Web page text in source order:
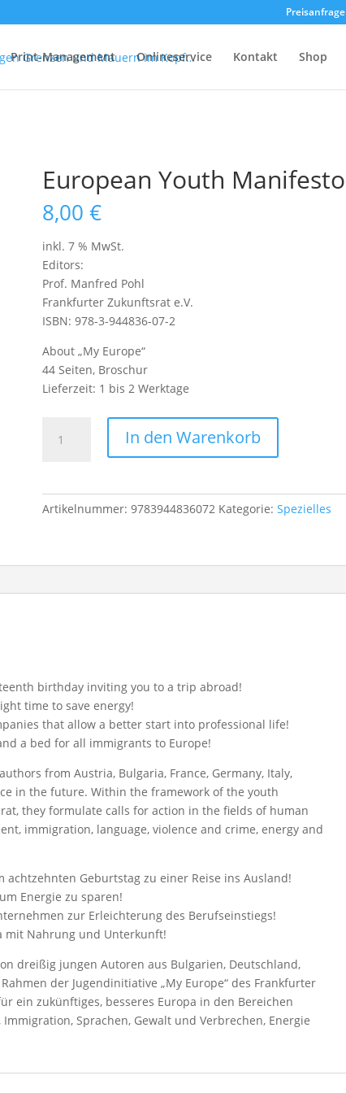
Preisanfrage
Print-Management Onlineservice Kontakt Shop
European Youth Manifesto
8,00€
inkl. 7 % MwSt.
Editors:
Prof. Manfred Pohl
Frankfurter Zukunftsrat e.V.
ISBN: 978-3-944836-07-2
About „My Europe“
44 Seiten, Broschur
Lieferzeit: 1 bis 2 Werktage
Youth
In den Warenkorb
Artikelnummer:9783944836072 Kategorie:Spezielles
birthday inviting you to a trip abroad!
time to save energy!
that allow a better start into professional life!
a bed for all immigrants to Europe!
from Austria, Bulgaria, France, Germany, Italy,
in the future. Within the framework of the youth
they formulate calls for action in the fields of human
immigration, language, violence and crime, energy and
Geburtstag zu einer Reise ins Ausland!
Energie zu sparen!
zur Erleichterung des Berufseinstiegs!
mit Nahrung und Unterkunft!
dreißig jungen Autoren aus Bulgarien, Deutschland,
der Jugendinitiative „My Europe“ des Frankfurter
ein zukünftiges, besseres Europa in den Bereichen
Sprachen, Gewalt und Verbrechen, Energie